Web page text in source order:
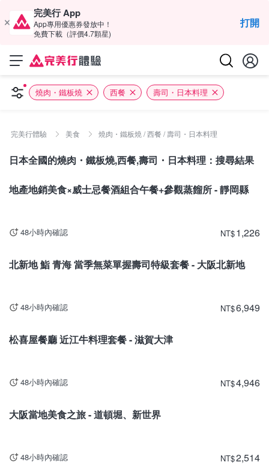
完美行 App
App專用優惠券發放中！
免費下載（評價4.7顆星)
打開
燒肉・鐵板燒 西餐 壽司・日本料理
完美行體驗 美食 燒肉・鐵板燒 / 西餐 / 壽司・日本料理
日本全國的燒肉・鐵板燒,西餐,壽司・日本料理：搜尋結果
靜岡
地產地銷美食×威士忌餐酒組合午餐+參觀蒸餾所 - 靜岡縣
48小時內確認 NT$1,226
北新地 鮨 青海 當季無菜單握壽司特級套餐 - 大阪北新地
48小時內確認 NT$6,949
松喜屋餐廳 近江牛料理套餐 - 滋賀大津
48小時內確認 NT$4,946
大阪當地美食之旅 - 道頓堀、新世界
48小時內確認 NT$2,514